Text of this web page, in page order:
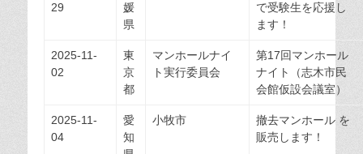
29
媛
県
で受験生を応援し
ます！
2025-11-
02
東
京
都
マンホールナイ
ト実行委員会
第17回マンホール
ナイト（志木市民
会館仮設会議室）
2025-11-
04
愛
知
小牧市
撤去マンホール を
販売します！